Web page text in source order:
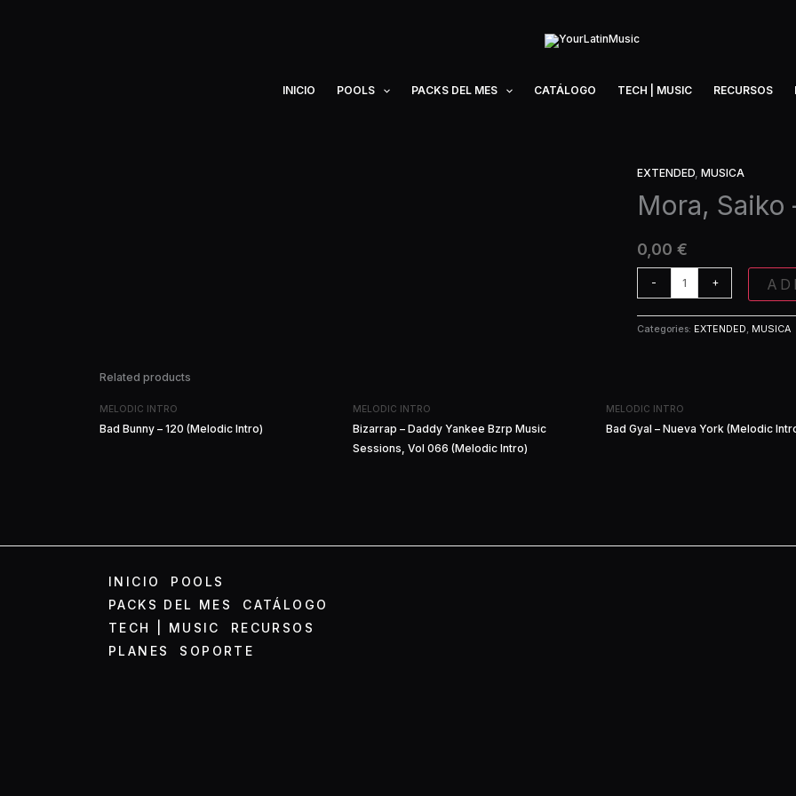
INICIO POOLS PACKS DEL MES CATÁLOGO TECH | MUSIC RECURSOS
EXTENDED, MUSICA
Mora, Saiko
0,00 €
-
Mora,
Saiko
-
(Extended)
+
Categories: EXTENDED, MUSICA
Related products
MELODIC INTRO
Bad Bunny – 120 (Melodic Intro)
MELODIC INTRO
Bizarrap – Daddy Yankee Bzrp Music
Sessions, Vol 066 (Melodic Intro)
MELODIC INTRO
Bad Gyal – Nueva York (Melodic
INICIO
POOLS
PACKS DEL MES
CATÁLOGO
TECH | MUSIC
RECURSOS
PLANES
SOPORTE